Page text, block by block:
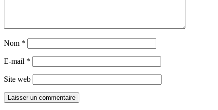
Nom *
E-mail *
Site web